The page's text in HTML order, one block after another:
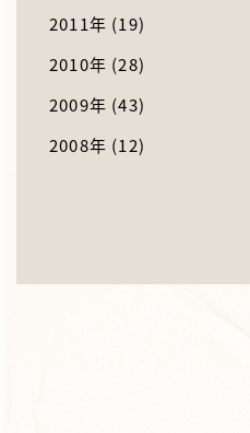
2011年 (19)
2010年 (28)
2009年 (43)
2008年 (12)